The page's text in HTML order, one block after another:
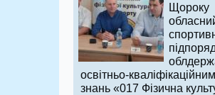
Щороку
освітньо-
знань «017 Фізична